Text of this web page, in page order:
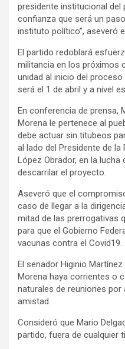
presidente institucional del
confianza que será un
instituto político”, aseveró
El partido redoblará
militancia en los próximos
unidad al inicio del
será el 1 de abril y a nivel
En conferencia de prensa,
Morena le pertenece al
debe actuar sin titubeos
al lado del Presidente de la
López Obrador, en la
descarrilar el proyecto.
Aseveró que el
caso de llegar a la
mitad de las prerrogativas
para que el Gobierno
vacunas contra el Covid19.
El senador Higinio
Morena haya corrientes o
naturales de reuniones
amistad.
Consideró que Mario
partido, fuera de cualquier